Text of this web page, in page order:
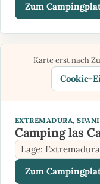
Zum
Karte erst nach
Cookie-
EXTREMADURA,
Camping las
Lage:
Zum